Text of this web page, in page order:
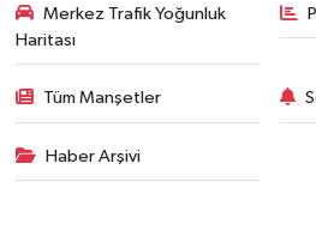
Merkez Trafik Yoğunluk
Haritası
Tüm Manşetler
Haber Arşivi